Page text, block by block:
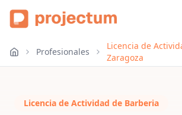
Profesionales
Licencia de
Zaragoza
Licencia de Actividad de Barberia